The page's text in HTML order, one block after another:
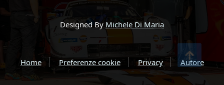
Designed By Michele Di Maria
Home Preferenze cookie Privacy Autore